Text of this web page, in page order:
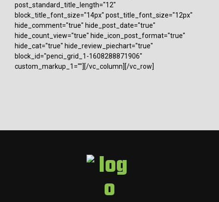
post_standard_title_length="12"
block_title_font_size="14px" post_title_font_size="12px"
hide_comment="true" hide_post_date="true"
hide_count_view="true" hide_icon_post_format="true"
hide_cat="true" hide_review_piechart="true"
block_id="penci_grid_1-1608288871906"
custom_markup_1=""][/vc_column][/vc_row]